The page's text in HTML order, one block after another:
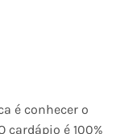
é conhecer o
cardápio é 100%